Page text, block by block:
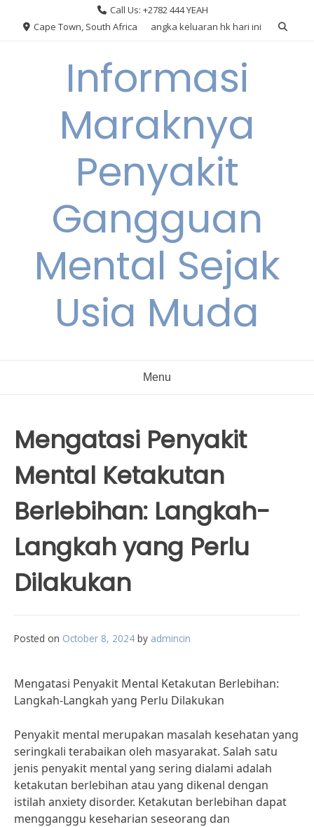
Call Us: +2782 444 YEAH
Cape Town, South Africa
angka keluaran hk hari ini
Informasi
Maraknya
Penyakit
Gangguan
Mental Sejak
Usia Muda
Menu
Mengatasi Penyakit
Mental Ketakutan
Berlebihan: Langkah-
Langkah yang Perlu
Dilakukan
Posted on October 8, 2024 by admincin
Mengatasi Penyakit Mental Ketakutan Berlebihan:
Langkah-Langkah yang Perlu Dilakukan
Penyakit mental merupakan masalah kesehatan yang
seringkali terabaikan oleh masyarakat. Salah satu
jenis penyakit mental yang sering dialami adalah
ketakutan berlebihan atau yang dikenal dengan
istilah anxiety disorder. Ketakutan berlebihan dapat
mengganggu keseharian seseorang dan